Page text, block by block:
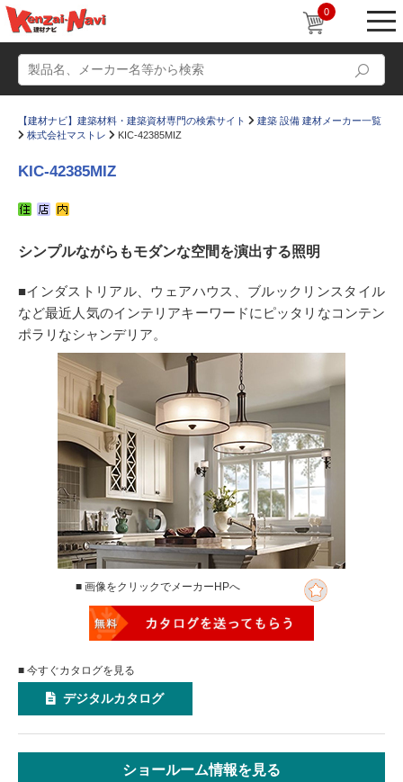
0
かたなび コラム
すまいリング 設計士インタビュー
Q＆A 販売・施工代理店募集
お気に入り
【建材ナビ】建築材料・建築資材専門の検索サイト
建築 設備 建材メーカー一覧
株式会社マストレ
KIC-42385MIZ
KIC-42385MIZ
シンプルながらもモダンな空間を演出する照明
■インダストリアル、ウェアハウス、ブルックリンスタイル
など最近人気のインテリアキーワードにピッタリなコンテン
ポラリなシャンデリア。
■ 画像をクリックでメーカーHPへ
■ 今すぐカタログを見る
デジタルカタログ
ショールーム情報を見る